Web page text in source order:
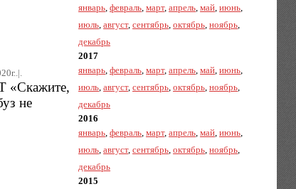
«Скажите,
не
январь,февраль,март,апрель,май,июнь,
июль,август,сентябрь,октябрь,ноябрь,
декабрь
2017
январь,февраль,март,апрель,май,июнь,
июль,август,сентябрь,октябрь,ноябрь,
декабрь
2016
январь,февраль,март,апрель,май,июнь,
июль,август,сентябрь,октябрь,ноябрь,
декабрь
2015